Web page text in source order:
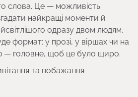
слова. Це — можливість
найкращі моменти й
одразу двом людям.
формат: у прозі, у віршах чи на
— головне, щоб це було щиро.
та побажання